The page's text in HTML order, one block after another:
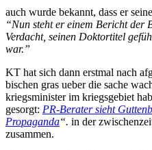
auch wurde bekannt, dass er
“Nun steht er einem Bericht der
Verdacht, seinen Doktortitel
war.”
KT hat sich dann erstmal nach
bischen gras ueber die sache
kriegsminister im kriegsgebiet
gesorgt: PR-Berater sieht
Propaganda“. in der
zusammen.